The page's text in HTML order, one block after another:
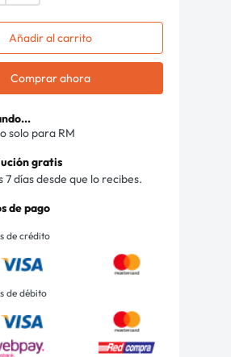
Añadir al carrito
Comprar ahora
solo para RM
gratis
7 días desde que lo recibes.
de pago
de crédito
de débito